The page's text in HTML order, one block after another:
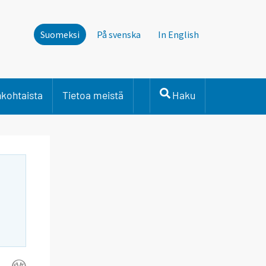
Suomeksi På svenska In English
Tietoa meistä Haku